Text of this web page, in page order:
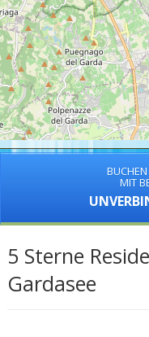
MIT
5 Sterne
Gardasee